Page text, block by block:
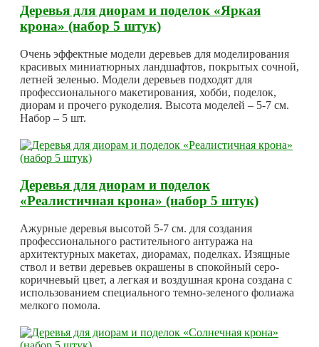
Деревья для диорам и поделок «Яркая
крона» (набор 5 штук)
Очень эффектные модели деревьев для моделирования
красивых миниатюрных ландшафтов, покрытых сочной,
летней зеленью. Модели деревьев подходят для
профессионального макетирования, хобби, поделок,
диорам и прочего рукоделия. Высота моделей – 5-7 см.
Набор – 5 шт.
Деревья для диорам и поделок
«Реалистичная крона» (набор 5 штук)
Ажурные деревья высотой 5-7 см. для создания
профессионального растительного антуража на
архитектурных макетах, диорамах, поделках. Изящные
ствол и ветви деревьев окрашены в спокойный серо-
коричневый цвет, а легкая и воздушная крона создана с
использованием специального темно-зеленого фолиажа
мелкого помола.